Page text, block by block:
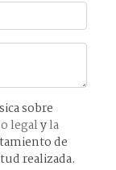
legalyla
de
realizada.